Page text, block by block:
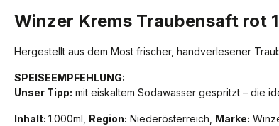
Winzer Krems Traubensaft rot
Hergestellt aus dem Most frischer, handverlesener
SPEISEEMPFEHLUNG:
Unser Tipp: mit eiskaltem Sodawasser gespritzt – die
Inhalt: 1.000ml, Region: Niederösterreich, Marke: